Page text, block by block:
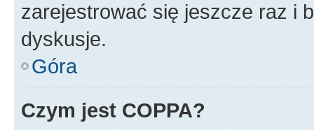
zarejestrować się jeszcze raz i
dyskusje.
Góra
Czym jest COPPA?